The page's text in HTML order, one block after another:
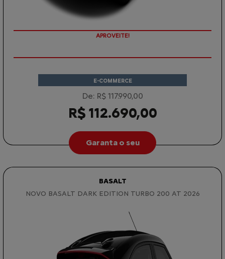
PREÇOS REDUZIDOS
E-COMMERCE
De: R$ 117.990,00
R$ 112.690,00
Garanta o seu
BASALT
NOVO BASALT DARK EDITION TURBO 200 AT 2026